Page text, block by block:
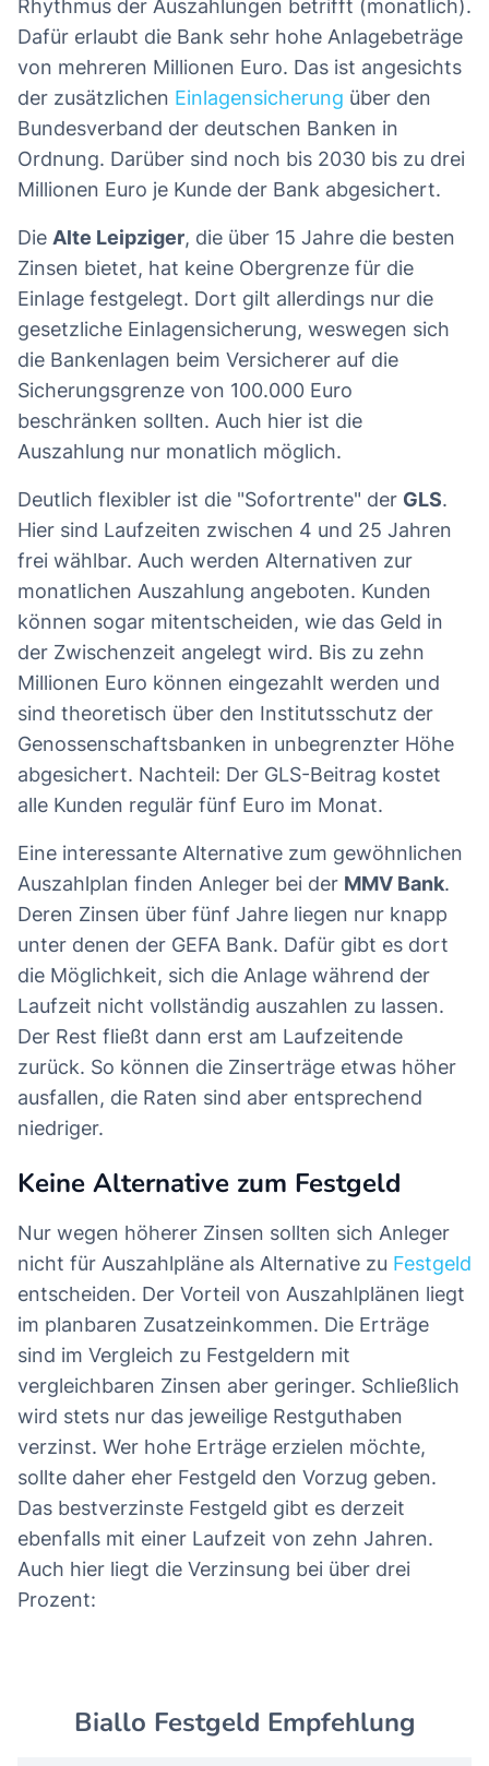
Rhythmus der Auszahlungen betrifft (monatlich).
Dafür erlaubt die Bank sehr hohe Anlagebeträge
von mehreren Millionen Euro. Das ist angesichts
der zusätzlichen Einlagensicherung über den
Bundesverband der deutschen Banken in
Ordnung. Darüber sind noch bis 2030 bis zu drei
Millionen Euro je Kunde der Bank abgesichert.
Die Alte Leipziger, die über 15 Jahre die besten
Zinsen bietet, hat keine Obergrenze für die
Einlage festgelegt. Dort gilt allerdings nur die
gesetzliche Einlagensicherung, weswegen sich
die Bankenlagen beim Versicherer auf die
Sicherungsgrenze von 100.000 Euro
beschränken sollten. Auch hier ist die
Auszahlung nur monatlich möglich.
Deutlich flexibler ist die "Sofortrente" der GLS.
Hier sind Laufzeiten zwischen 4 und 25 Jahren
frei wählbar. Auch werden Alternativen zur
monatlichen Auszahlung angeboten. Kunden
können sogar mitentscheiden, wie das Geld in
der Zwischenzeit angelegt wird. Bis zu zehn
Millionen Euro können eingezahlt werden und
sind theoretisch über den Institutsschutz der
Genossenschaftsbanken in unbegrenzter Höhe
abgesichert. Nachteil: Der GLS-Beitrag kostet
alle Kunden regulär fünf Euro im Monat.
Eine interessante Alternative zum gewöhnlichen
Auszahlplan finden Anleger bei der MMV Bank.
Deren Zinsen über fünf Jahre liegen nur knapp
unter denen der GEFA Bank. Dafür gibt es dort
die Möglichkeit, sich die Anlage während der
Laufzeit nicht vollständig auszahlen zu lassen.
Der Rest fließt dann erst am Laufzeitende
zurück. So können die Zinserträge etwas höher
ausfallen, die Raten sind aber entsprechend
niedriger.
Keine Alternative zum Festgeld
Nur wegen höherer Zinsen sollten sich Anleger
nicht für Auszahlpläne als Alternative zu Festgeld
entscheiden. Der Vorteil von Auszahlplänen liegt
im planbaren Zusatzeinkommen. Die Erträge
sind im Vergleich zu Festgeldern mit
vergleichbaren Zinsen aber geringer. Schließlich
wird stets nur das jeweilige Restguthaben
verzinst. Wer hohe Erträge erzielen möchte,
sollte daher eher Festgeld den Vorzug geben.
Das bestverzinste Festgeld gibt es derzeit
ebenfalls mit einer Laufzeit von zehn Jahren.
Auch hier liegt die Verzinsung bei über drei
Prozent:
Biallo Festgeld Empfehlung